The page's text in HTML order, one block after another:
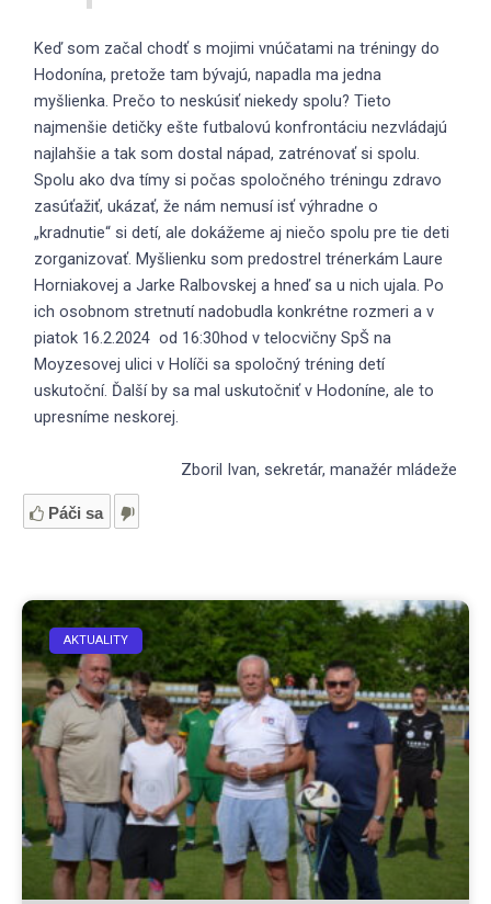
Keď som začal chodť s mojimi vnúčatami na tréningy do
Hodonína, pretože tam bývajú, napadla ma jedna
myšlienka. Prečo to neskúsiť niekedy spolu? Tieto
najmenšie detičky ešte futbalovú konfrontáciu nezvládajú
najlahšie a tak som dostal nápad, zatrénovať si spolu.
Spolu ako dva tímy si počas spoločného tréningu zdravo
zasúťažiť, ukázať, že nám nemusí isť výhradne o
„kradnutie“ si detí, ale dokážeme aj niečo spolu pre tie deti
zorganizovať. Myšlienku som predostrel trénerkám Laure
Horniakovej a Jarke Ralbovskej a hneď sa u nich ujala. Po
ich osobnom stretnutí nadobudla konkrétne rozmeri a v
piatok 16.2.2024 od 16:30hod v telocvičny SpŠ na
Moyzesovej ulici v Holíči sa spoločný tréning detí
uskutoční. Ďalší by sa mal uskutočniť v Hodoníne, ale to
upresníme neskorej.
Zboril Ivan, sekretár, manažér mládeže
Páči sa
AKTUALITY